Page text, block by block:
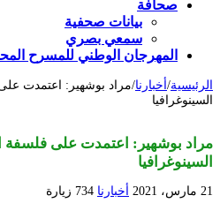
صحافة
بيانات صحفية
سمعي بصري
المهرجان الوطني للمسرح
الرئيسية/ أخبارنا/مراد بوشهير: اعتمدت
السينوغرافيا
مراد بوشهير: اعتمدت على فلسفة
السينوغرافيا
21 مارس، 2021 أخبارنا 734 زيارة